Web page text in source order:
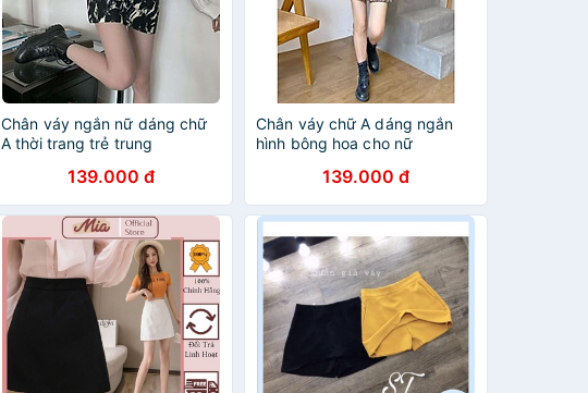
Chân váy ngắn nữ dáng chữ
A thời trang trẻ trung
139.000 đ
Chân váy chữ A dáng ngắn
hình bông hoa cho nữ
139.000 đ